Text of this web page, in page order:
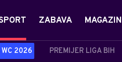
WC 2026 PREMIJER LIGA BIH
ZABAVA MAGAZIN